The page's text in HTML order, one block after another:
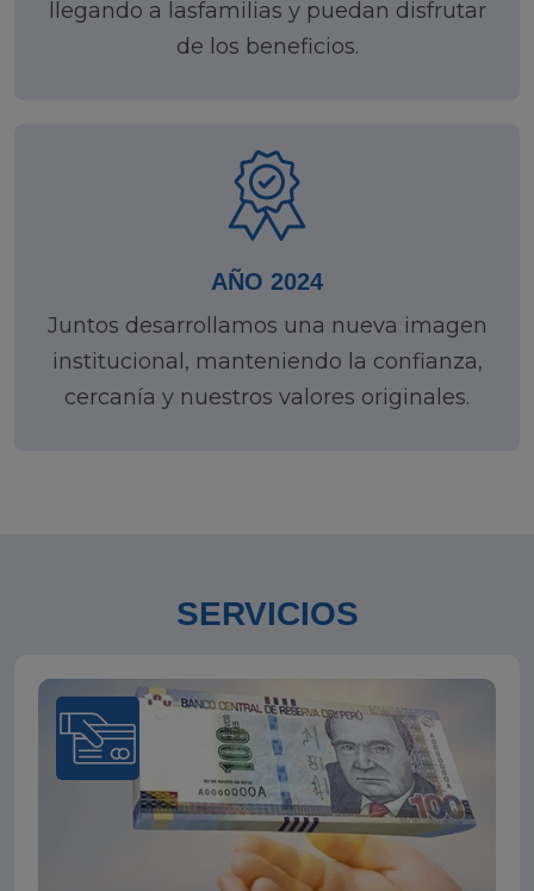
llegando a lasfamilias y puedan disfrutar
de los beneficios.
AÑO 2024
Juntos desarrollamos una nueva imagen
institucional, manteniendo la confianza,
cercanía y nuestros valores originales.
SERVICIOS